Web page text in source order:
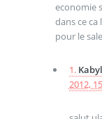
economie
dans ce
pour le
1.
2012,